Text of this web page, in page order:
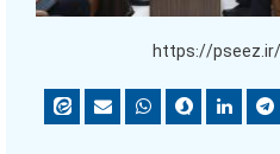
https://